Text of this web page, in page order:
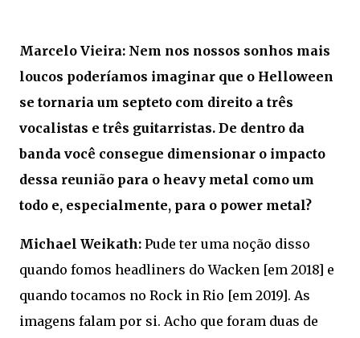
Marcelo Vieira: Nem nos nossos sonhos mais
loucos poderíamos imaginar que o Helloween
se tornaria um septeto com direito a três
vocalistas e três guitarristas. De dentro da
banda você consegue dimensionar o impacto
dessa reunião para o heavy metal como um
todo e, especialmente, para o power metal?
Michael Weikath: Pude ter uma noção disso
quando fomos headliners do Wacken [em 2018] e
quando tocamos no Rock in Rio [em 2019]. As
imagens falam por si. Acho que foram duas de